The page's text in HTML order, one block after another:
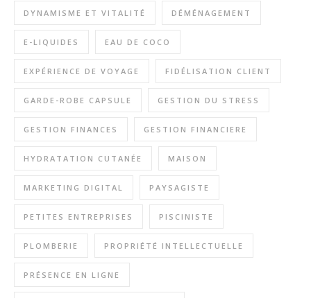
DYNAMISME ET VITALITÉ DÉMÉNAGEMENT
E-LIQUIDES EAU DE COCO
EXPÉRIENCE DE VOYAGE FIDÉLISATION CLIENT
GARDE-ROBE CAPSULE GESTION DU STRESS
GESTION FINANCES GESTION FINANCIERE
HYDRATATION CUTANÉE MAISON
MARKETING DIGITAL PAYSAGISTE
PETITES ENTREPRISES PISCINISTE
PLOMBERIE PROPRIÉTÉ INTELLECTUELLE
PRÉSENCE EN LIGNE